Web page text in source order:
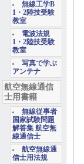
無線工学B
1・2陸技受験
教室
電波法規
1・2陸技受験
教室
写真で学ぶ
アンテナ
航空無線通信
士用書籍
無線従事者
国家試験問題
解答集 航空無
線通信士
航空無線通
信士用法規